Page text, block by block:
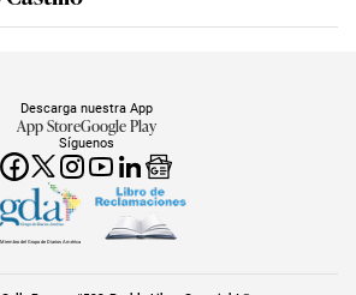
Síguenos
Descarga nuestra App
App StoreGoogle Play
Miembro del Grupo de Diarios América